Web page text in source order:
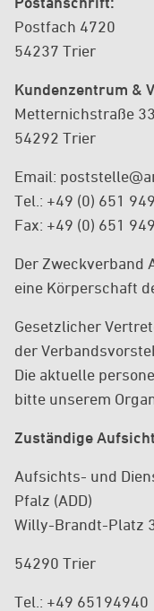
Postfach 4720
54237 Trier
Kundenzentrum &
Metternichstraße 33
54292 Trier
Email:
Tel.: +49 (0) 651
Fax: +49 (0) 651
Der Zweckverband
eine Körperschaft
Gesetzlicher
der
Die aktuelle
bitte unserem
Zuständige
Aufsichts- und
Pfalz (ADD)
Willy-Brandt-Platz
54290 Trier
Tel.: +49 65194940